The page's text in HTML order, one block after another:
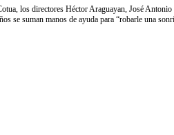
los directores Héctor Araguayan, José
se suman manos de ayuda para “robarle una